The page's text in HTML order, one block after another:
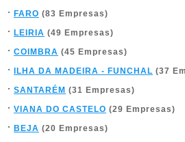
FARO (83 Empresas)
LEIRIA (49 Empresas)
COIMBRA (45 Empresas)
ILHA DA MADEIRA - FUNCHAL (37
SANTARÉM (31 Empresas)
VIANA DO CASTELO (29 Empresas)
BEJA (20 Empresas)